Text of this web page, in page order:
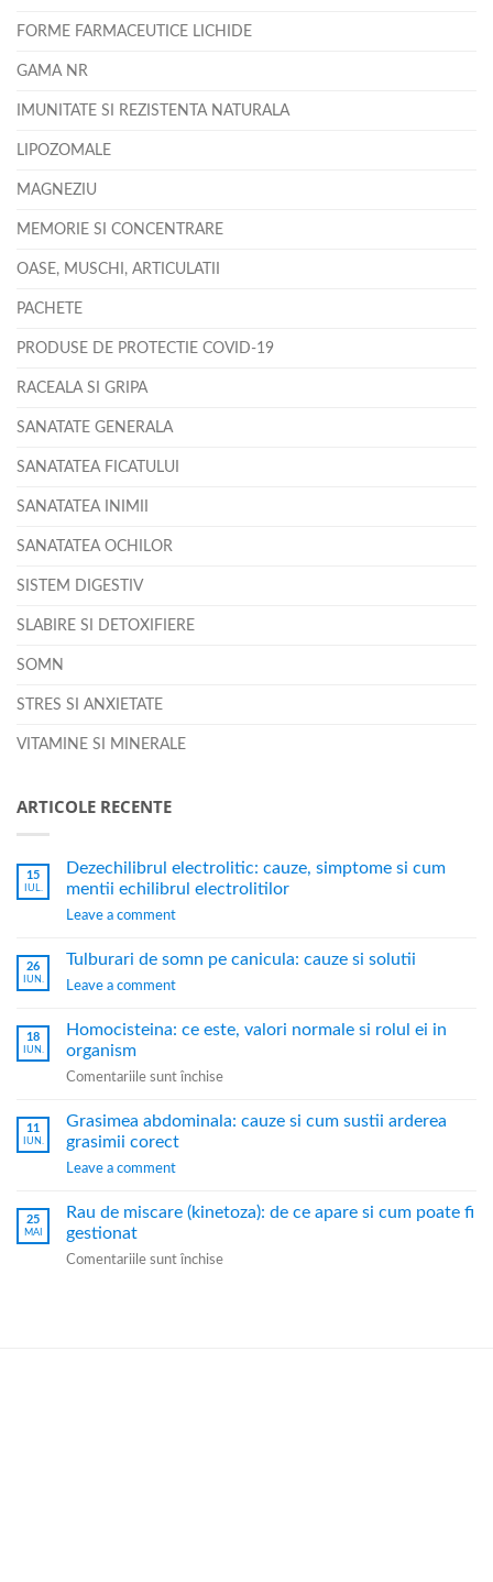
FORME FARMACEUTICE LICHIDE
GAMA NR
IMUNITATE SI REZISTENTA NATURALA
LIPOZOMALE
MAGNEZIU
MEMORIE SI CONCENTRARE
OASE, MUSCHI, ARTICULATII
PACHETE
PRODUSE DE PROTECTIE COVID-19
RACEALA SI GRIPA
SANATATE GENERALA
SANATATEA FICATULUI
SANATATEA INIMII
SANATATEA OCHILOR
SISTEM DIGESTIV
SLABIRE SI DETOXIFIERE
SOMN
STRES SI ANXIETATE
VITAMINE SI MINERALE
ARTICOLE RECENTE
15
IUL.
Dezechilibrul electrolitic: cauze, simptome si cum
mentii echilibrul electrolitilor
Leave a comment
26
IUN.
Tulburari de somn pe canicula: cauze si solutii
Leave a comment
18
IUN.
Homocisteina: ce este, valori normale si rolul ei in
organism
Comentariile sunt închise
11
IUN.
Grasimea abdominala: cauze si cum sustii arderea
grasimii corect
Leave a comment
25
MAI
Rau de miscare (kinetoza): de ce apare si cum poate fi
gestionat
Comentariile sunt închise